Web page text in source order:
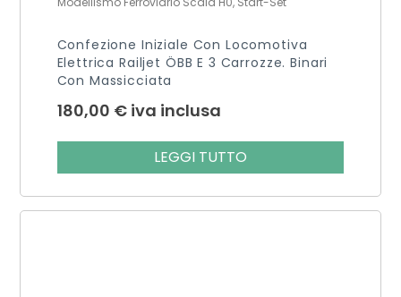
Confezione Iniziale Con Locomotiva
Elettrica Railjet ÖBB E 3 Carrozze. Binari
Con Massicciata
180,00 € iva inclusa
LEGGI TUTTO